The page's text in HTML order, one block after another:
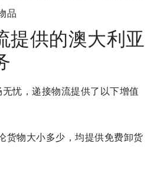
品
提供的澳大利亚
忧，递接物流提供了以下增值
货物大小多少，均提供免费卸货